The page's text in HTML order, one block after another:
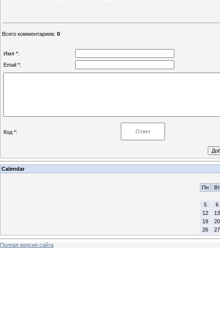
Всего комментариев: 0
Имя *:
Email *:
Код *:
Calendar
Пн Вт
5
6
12
13
19
20
26
27
Полная версия сайта